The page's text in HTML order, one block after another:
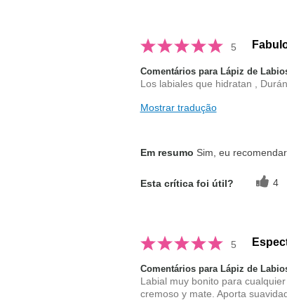
5
Comentários para Lápiz de
Los labiales que hidratan ,
Mostrar tradução
Em resumo Sim, eu
Esta crítica foi útil? 4
5
Comentários para Lápiz de
Labial muy bonito para
cremoso y mate. Aporta